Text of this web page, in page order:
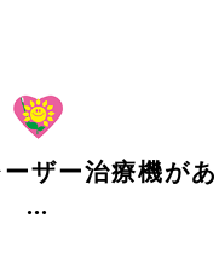
ザー治療機が